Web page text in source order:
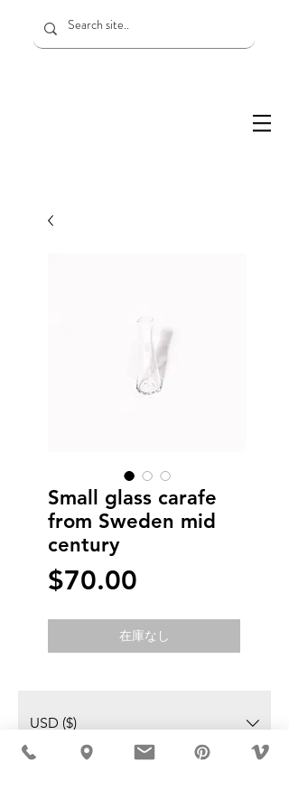
Small glass carafe
from Sweden mid
century
$70.00
格
在庫なし
USD ($)